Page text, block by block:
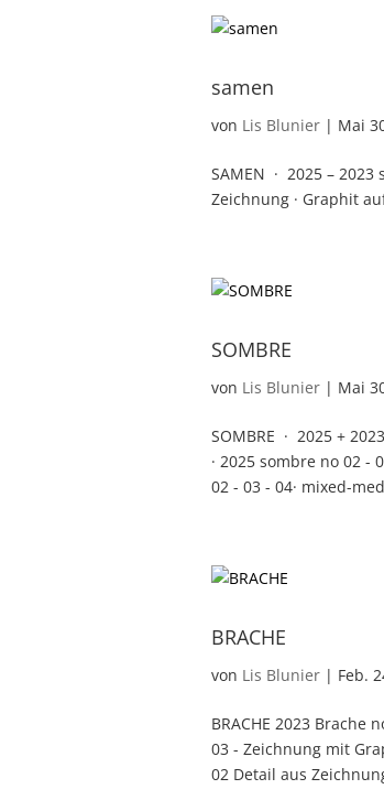
samen
von Lis Blunier | Mai
SAMEN · 2025 – 2023
Zeichnung · Graphit
SOMBRE
von Lis Blunier | Mai
SOMBRE · 2025 +
· 2025 sombre no 02 -
02 - 03 - 04· mixed-
BRACHE
von Lis Blunier | Feb.
BRACHE 2023 Brache
03 - Zeichnung mit
02 Detail aus